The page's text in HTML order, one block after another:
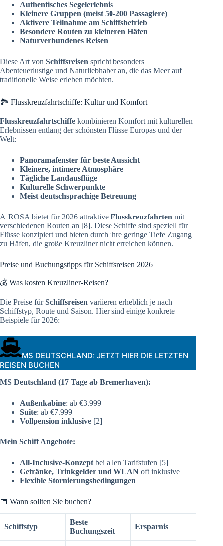
Authentisches Segelerlebnis
Kleinere Gruppen (meist 50-200 Passagiere)
Aktivere Teilnahme am Schiffsbetrieb
Besondere Routen zu kleineren Häfen
Naturverbundenes Reisen
Diese Art von Schiffsreisen spricht besonders
Abenteuerlustige und Naturliebhaber an, die das Meer auf
traditionelle Weise erleben möchten.
🏞️ Flusskreuzfahrtschiffe: Kultur und Komfort
Flusskreuzfahrtschiffe kombinieren Komfort mit kulturellen
Erlebnissen entlang der schönsten Flüsse Europas und der
Welt:
Panoramafenster für beste Aussicht
Kleinere, intimere Atmosphäre
Tägliche Landausflüge
Kulturelle Schwerpunkte
Meist deutschsprachige Betreuung
A-ROSA bietet für 2026 attraktive Flusskreuzfahrten mit
verschiedenen Routen an [8]. Diese Schiffe sind speziell für
Flüsse konzipiert und bieten durch ihre geringe Tiefe Zugang
zu Häfen, die große Kreuzliner nicht erreichen können.
Preise und Buchungstipps für Schiffsreisen 2026
💰 Was kosten Kreuzliner-Reisen?
Die Preise fürSchiffsreisen variieren erheblich je nach
Schiffstyp, Route und Saison. Hier sind einige konkrete
Beispiele für 2026:
MS DEUTSCHLAND: JETZT HIER DIE LETZTEN
REISEN BUCHEN
MS Deutschland (17 Tage ab Bremerhaven):
Außenkabine: ab €3.999
Suite: ab €7.999
Vollpension inklusive [2]
Mein Schiff Angebote:
All-Inclusive-Konzept bei allen Tarifstufen [5]
Getränke, Trinkgelder und WLAN oft inklusive
Flexible Stornierungsbedingungen
📅 Wann sollten Sie buchen?
Schiffstyp
Beste
Buchungszeit
Ersparnis